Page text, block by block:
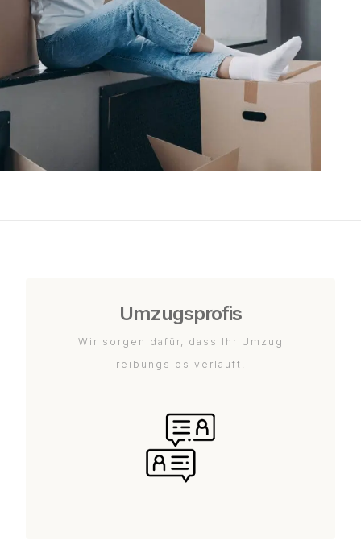
Umzugsprofis
Wir sorgen dafür, dass Ihr Umzug
reibungslos verläuft.